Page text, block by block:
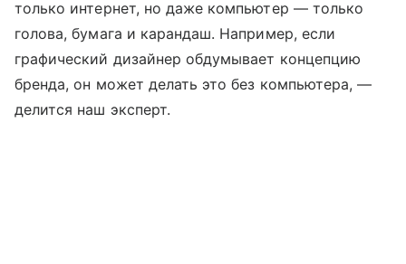
только интернет, но даже компьютер — только
голова, бумага и карандаш. Например, если
графический дизайнер обдумывает концепцию
бренда, он может делать это без компьютера, —
делится наш эксперт.